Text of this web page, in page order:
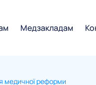
Медзакладам
медичної реформи